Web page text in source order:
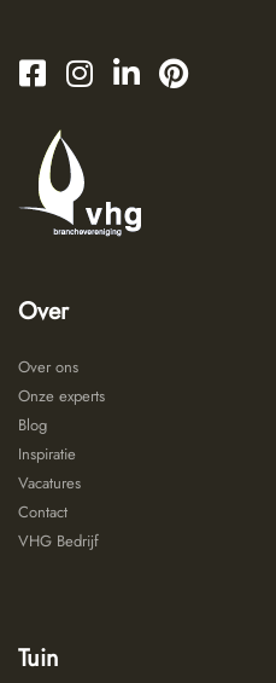
Over
Over ons
Onze experts
Blog
Inspiratie
Vacatures
Contact
VHG Bedrijf
Tuin